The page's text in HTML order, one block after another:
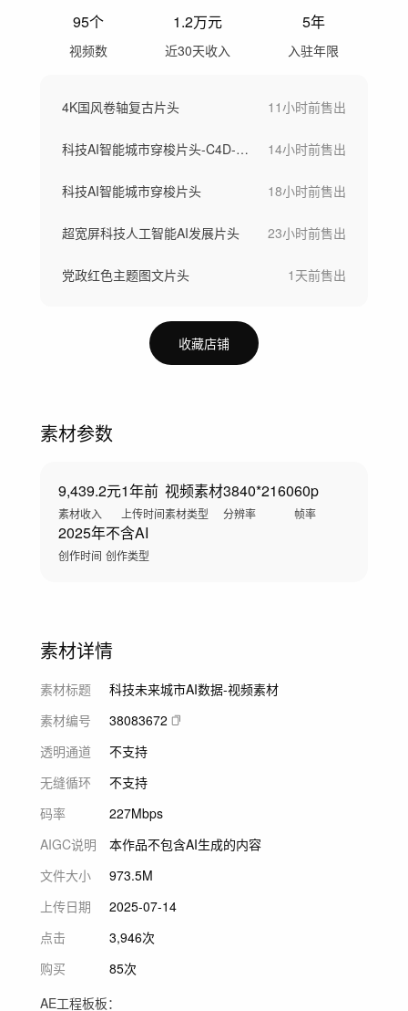
95个
视频数
1.2万元
近30天收入
5年
入驻年限
4K国风卷轴复古片头 11小时前售出
科技AI智能城市穿梭片头-C4D-AE 14小时前售出
科技AI智能城市穿梭片头 18小时前售出
超宽屏科技人工智能AI发展片头 23小时前售出
党政红色主题图文片头 1天前售出
收藏店铺
素材参数
9,439.2元
素材收入
1年前
上传时间
视频素材
素材类型
3840*2160
分辨率
60p
帧率
2025年
创作时间
不含AI
创作类型
素材详情
素材标题
科技未来城市AI数据-视频素材
素材编号
38083672
透明通道
不支持
无缝循环
不支持
码率
227Mbps
AIGC说明
本作品不包含AI生成的内容
文件大小
973.5M
上传日期
2025-07-14
点击
3,946次
购买
85次
AE工程板板：